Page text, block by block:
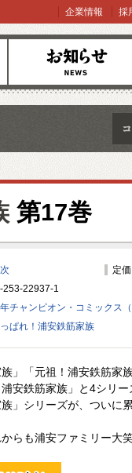
お知らせ
企業情報 採
第17巻
定
253-22937-1
チャンピオン・コミックス
ぱれ！浦安鉄筋家族
族」「元祖！浦安鉄筋家
浦安鉄筋家族」と4シリ
族」シリーズが、ついに
らも浦安ファミリー大笑